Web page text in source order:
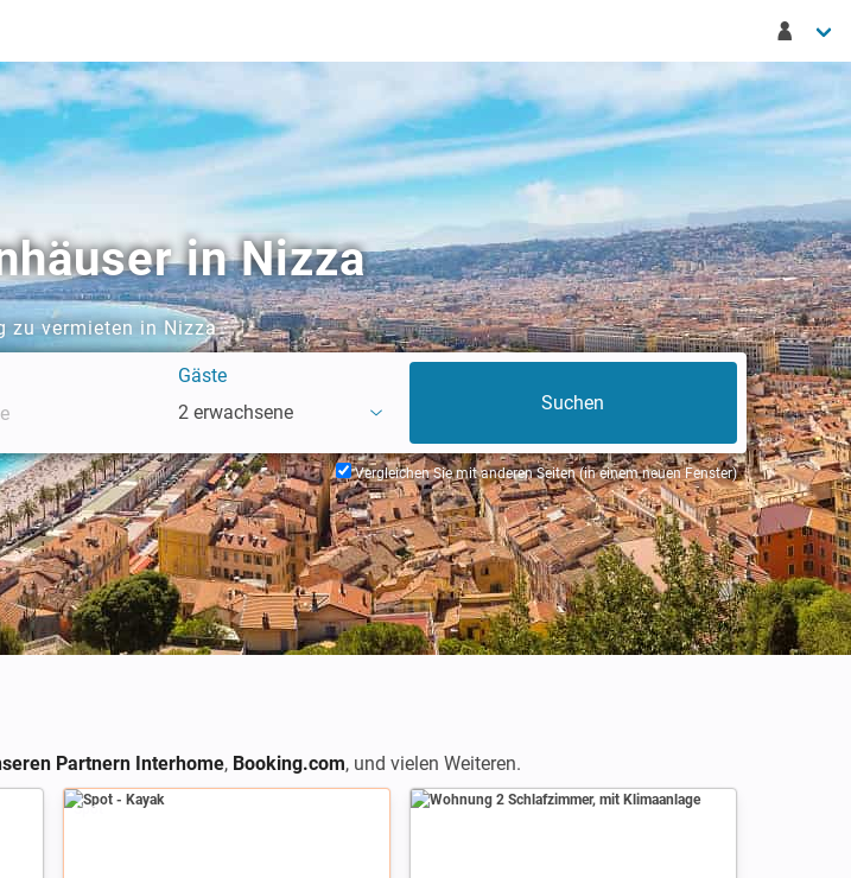
in Nizza
zu vermieten in Nizza
Gäste
2 erwachsene
Vergleichen Sie mit anderen Seiten (in einem neuen Fenster)
Partnern Interhome, Booking.com, und vielen Weiteren.
Spot